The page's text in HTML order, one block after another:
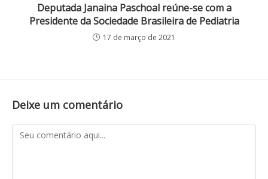
Deputada Janaina Paschoal reúne-se com a
Presidente da Sociedade Brasileira de Pediatria
17 de março de 2021
Deixe um comentário